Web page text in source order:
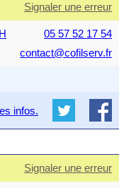
Signaler une erreur
05 57 52 17 54
contact@cofilserv.fr
infos.
Signaler une erreur